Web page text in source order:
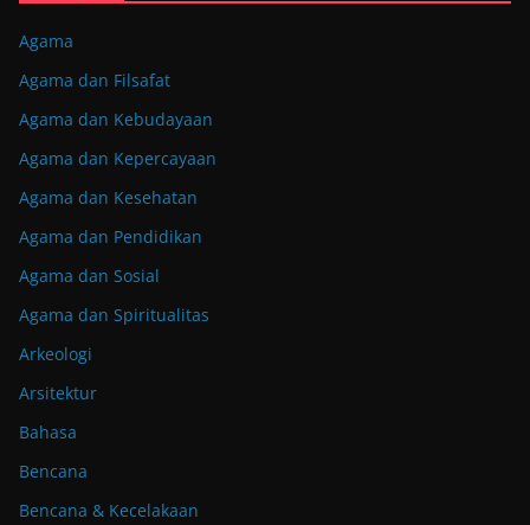
Agama
Agama dan Filsafat
Agama dan Kebudayaan
Agama dan Kepercayaan
Agama dan Kesehatan
Agama dan Pendidikan
Agama dan Sosial
Agama dan Spiritualitas
Arkeologi
Arsitektur
Bahasa
Bencana
Bencana & Kecelakaan